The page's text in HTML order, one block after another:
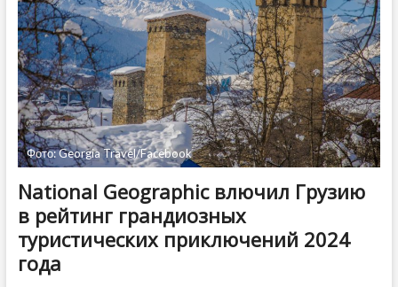
Фото: Georgia Travel/Facebook
National Geographic влючил Грузию
в рейтинг грандиозных
туристических приключений 2024
года